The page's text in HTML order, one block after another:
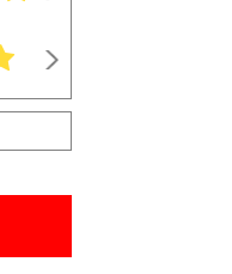
ratings